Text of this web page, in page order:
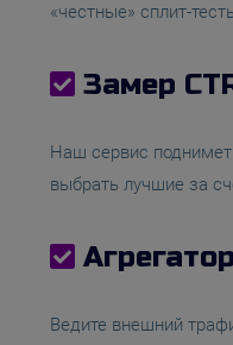
«честные» сплит-
Замер
Наш сервис
выбрать лучшие за
Ведите внешний